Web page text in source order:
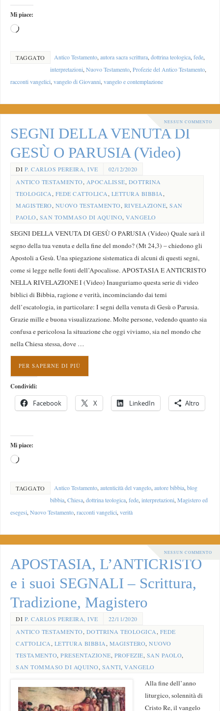
Mi piace:
TAGGATO Antico Testamento, autora sacra scrittura, dottrina teologica, fede,
interpretazioni, Nuovo Testamento, Profezie del Antico Testamento,
racconti vangelici,vangelo di Giovanni,vangelo e contemplazione
NESSUN COMMENTO
SEGNI DELLA VENUTA DI
GESÙ O PARUSIA (Video)
DI P. CARLOS PEREIRA, IVE
02/12/2020
ANTICO TESTAMENTO, APOCALISSE, DOTTRINA
TEOLOGICA, FEDE CATTOLICA, LETTURA BIBBIA,
MAGISTERO, NUOVO TESTAMENTO, RIVELAZIONE,SAN
PAOLO, SAN TOMMASO DI AQUINO,VANGELO
SEGNI DELLA VENUTA DI GESÙ O PARUSIA (Video) Quale sarà il
segno della tua venuta e della fine del mondo? (Mt 24,3) – chiedono gli
Apostoli a Gesù. Una spiegazione sistematica di alcuni di questi segni,
come si legge nelle fonti dell’Apocalisse. APOSTASIA E ANTICRISTO
NELLA RIVELAZIONE I (Video) Inauguriamo questa serie di video
biblici di Bibbia, ragione e verità, incominciando dai temi
dell’escatologia, in particolare: I segni della venuta di Gesù o Parusia.
Grazie mille e buona visualizzazione. Molte persone, vedendo quanto sia
confusa e pericolosa la situazione che oggi viviamo, sia nel mondo che
nella Chiesa stessa, dove …
PER SAPERNE DI PIÙ
Condividi:
Facebook X LinkedIn Altro
Mi piace:
TAGGATO Antico Testamento, autenticità del vangelo, autore bibbia, blog
bibbia, Chiesa, dottrina teologica, fede, interpretazioni, Magistero ed
esegesi,Nuovo Testamento,racconti vangelici,verità
NESSUN COMMENTO
APOSTASIA, L’ANTICRISTO
e i suoi SEGNALI – Scrittura,
Tradizione, Magistero
DI P. CARLOS PEREIRA, IVE
22/11/2020
ANTICO TESTAMENTO, DOTTRINA TEOLOGICA, FEDE
CATTOLICA, LETTURA BIBBIA, MAGISTERO,NUOVO
TESTAMENTO,PRESENTAZIONE, PROFEZIE, SAN PAOLO,
SAN TOMMASO DI AQUINO, SANTI,VANGELO
Alla fine dell’anno
liturgico, solennità di
Cristo Re, il vangelo